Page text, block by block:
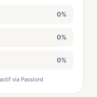
0%
0%
0%
via Passlord